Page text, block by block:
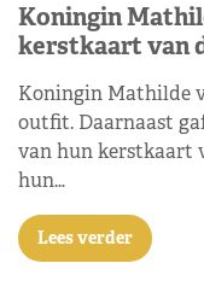
Koningin
kerstkaart van
Koningin Mathilde
outfit. Daarnaast
van hun kerstkaart
hun…
Lees verder